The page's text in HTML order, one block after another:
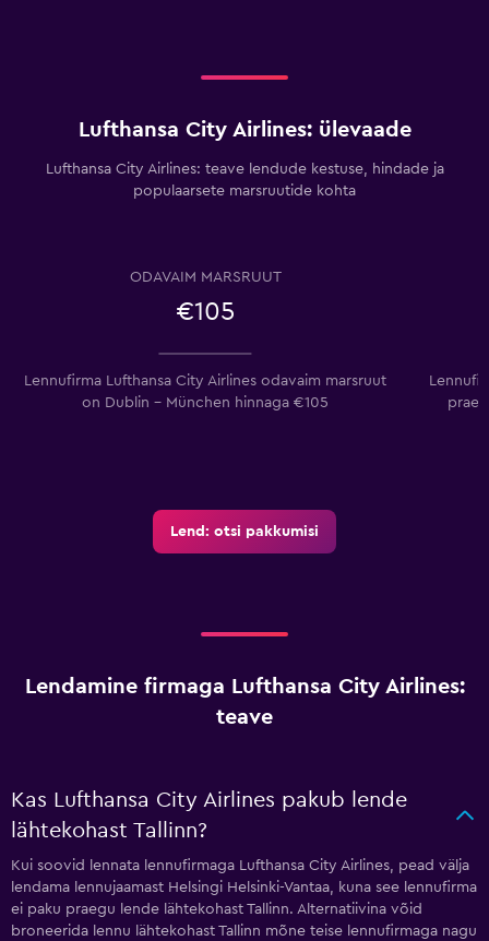
Lufthansa City Airlines: ülevaade
Lufthansa City Airlines: teave lendude kestuse, hindade ja
populaarsete marsruutide kohta
ODAVAIM MARSRUUT
€105
Lennufirma Lufthansa City Airlines odavaim marsruut
on Dublin – München hinnaga €105
Lend: otsi pakkumisi
Lendamine firmaga Lufthansa City Airlines:
teave
Kas Lufthansa City Airlines pakub lende
lähtekohast Tallinn?
Kui soovid lennata lennufirmaga Lufthansa City Airlines, pead välja
lendama lennujaamast Helsingi Helsinki-Vantaa, kuna see lennufirma
ei paku praegu lende lähtekohast Tallinn. Alternatiivina võid
broneerida lennu lähtekohast Tallinn mõne teise lennufirmaga nagu